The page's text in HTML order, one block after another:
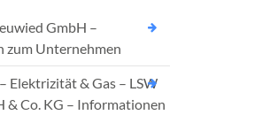
GmbH –
zum Unternehmen
Elektrizität & Gas – LSW
& Co. KG – Informationen